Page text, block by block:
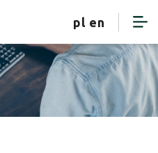
pl en